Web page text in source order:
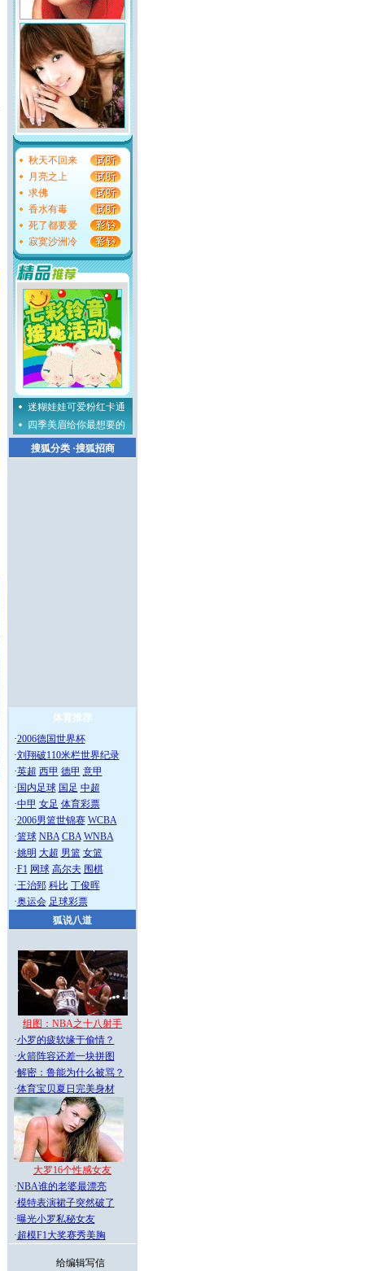
秋天不回来
月亮之上
求佛
香水有毒
死了都要爱
寂寞沙洲冷
迷糊娃娃可爱粉红卡通
四季美眉给你最想要的
搜狐分类·搜狐招商
体育推荐
·2006德国世界杯
·刘翔破110米栏世界纪录
·英超 西甲 德甲 意甲
· 国内足球 国足 中超
·中甲 女足 体育彩票
·2006男篮世锦赛 WCBA
·篮球 NBA CBA WNBA
·姚明 大超 男篮 女篮
·F1 网球 高尔夫 围棋
·王治郅 科比 丁俊晖
·奥运会 足球彩票
狐说八道
组图：NBA之十八射手
·小罗的疲软缘于偷情？
·火箭阵容还差一块拼图
·解密：鲁能为什么被骂？
·体育宝贝夏日完美身材
大罗16个性感女友
·NBA谁的老婆最漂亮
·模特表演裙子突然破了
·曝光小罗私秘女友
·超模F1大奖赛秀美胸
给编辑写信